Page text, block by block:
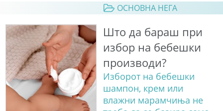
ОСНОВНА НЕГА
Што да бараш при
избор на бебешки
производи?
Изборот на бебешки
шампон, крем или
влажни марамчиња не